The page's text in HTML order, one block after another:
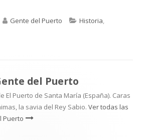
Autor
Gente del Puerto Categorías
Historia,
del Puerto
El Puerto de Santa María (España). Caras
la savia del Rey Sabio. Ver todas las
Puerto